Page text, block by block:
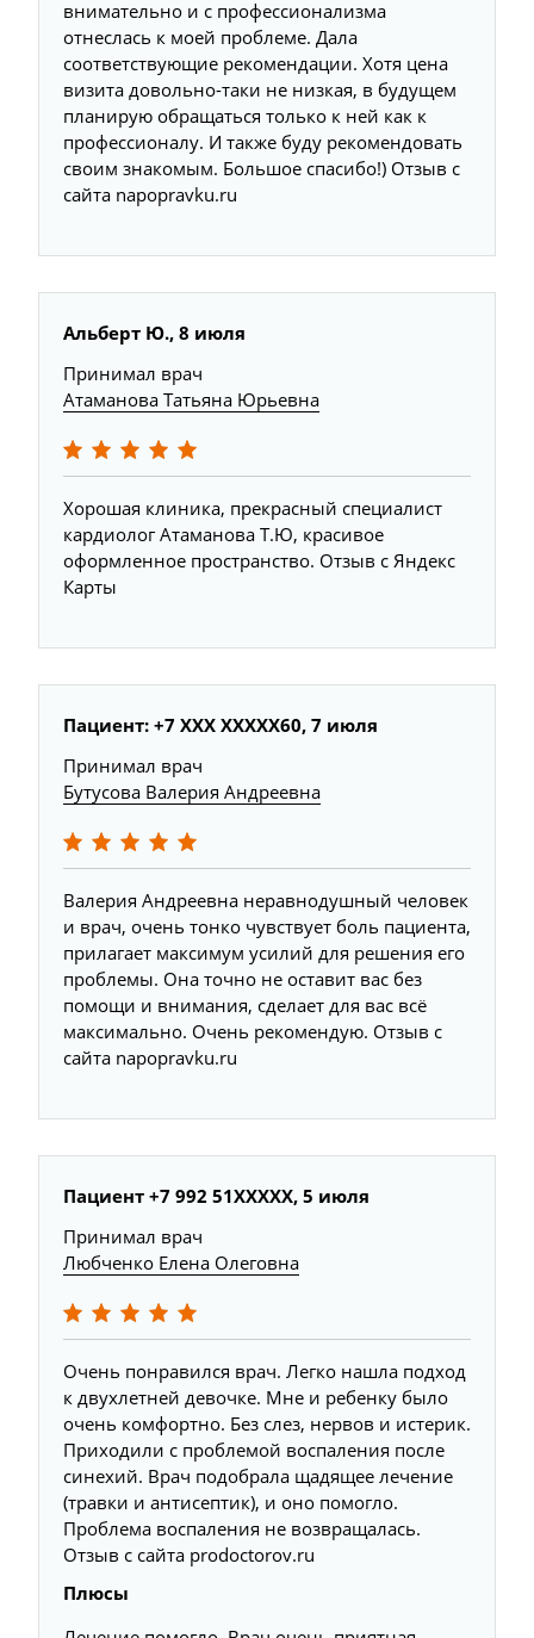
внимательно и с профессионализма
отнеслась к моей проблеме. Дала
соответствующие рекомендации. Хотя цена
визита довольно-таки не низкая, в будущем
планирую обращаться только к ней как к
профессионалу. И также буду рекомендовать
своим знакомым. Большое спасибо!) Отзыв с
сайта napopravku.ru
Альберт Ю., 8 июля
Принимал врач
Атаманова Татьяна Юрьевна
Хорошая клиника, прекрасный специалист
кардиолог Атаманова Т.Ю, красивое
оформленное пространство. Отзыв с Яндекс
Карты
Пациент: +7 XXX XXXXX60, 7 июля
Принимал врач
Бутусова Валерия Андреевна
Валерия Андреевна неравнодушный человек
и врач, очень тонко чувствует боль пациента,
прилагает максимум усилий для решения его
проблемы. Она точно не оставит вас без
помощи и внимания, сделает для вас всё
максимально. Очень рекомендую. Отзыв с
сайта napopravku.ru
Пациент +7 992 51XXXXX, 5 июля
Принимал врач
Любченко Елена Олеговна
Очень понравился врач. Легко нашла подход
к двухлетней девочке. Мне и ребенку было
очень комфортно. Без слез, нервов и истерик.
Приходили с проблемой воспаления после
синехий. Врач подобрала щадящее лечение
(травки и антисептик), и оно помогло.
Проблема воспаления не возвращалась.
Отзыв с сайта prodoctorov.ru
Плюсы